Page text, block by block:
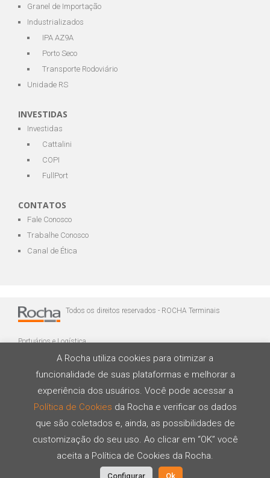
Granel de Importação
Industrializados
IPA AZ9A
Porto Seco
Transporte Rodoviário
Unidade RS
INVESTIDAS
Investidas
Cattalini
COPI
FullPort
CONTATOS
Fale Conosco
Trabalhe Conosco
Canal de Ética
Todos os direitos reservados - ROCHA Terminais
Portuários e Logística
Desenvolvido por
A Rocha utiliza cookies para otimizar a
funcionalidade de suas plataformas e melhorar a
experiência dos usuários. Você pode acessar a
Política de Cookies da Rocha e verificar os dados
que são coletados e, ainda, as possibilidades de
customização do seu uso. Ao clicar em “OK” você
aceita a Política de Cookies da Rocha.
Configurar Ok